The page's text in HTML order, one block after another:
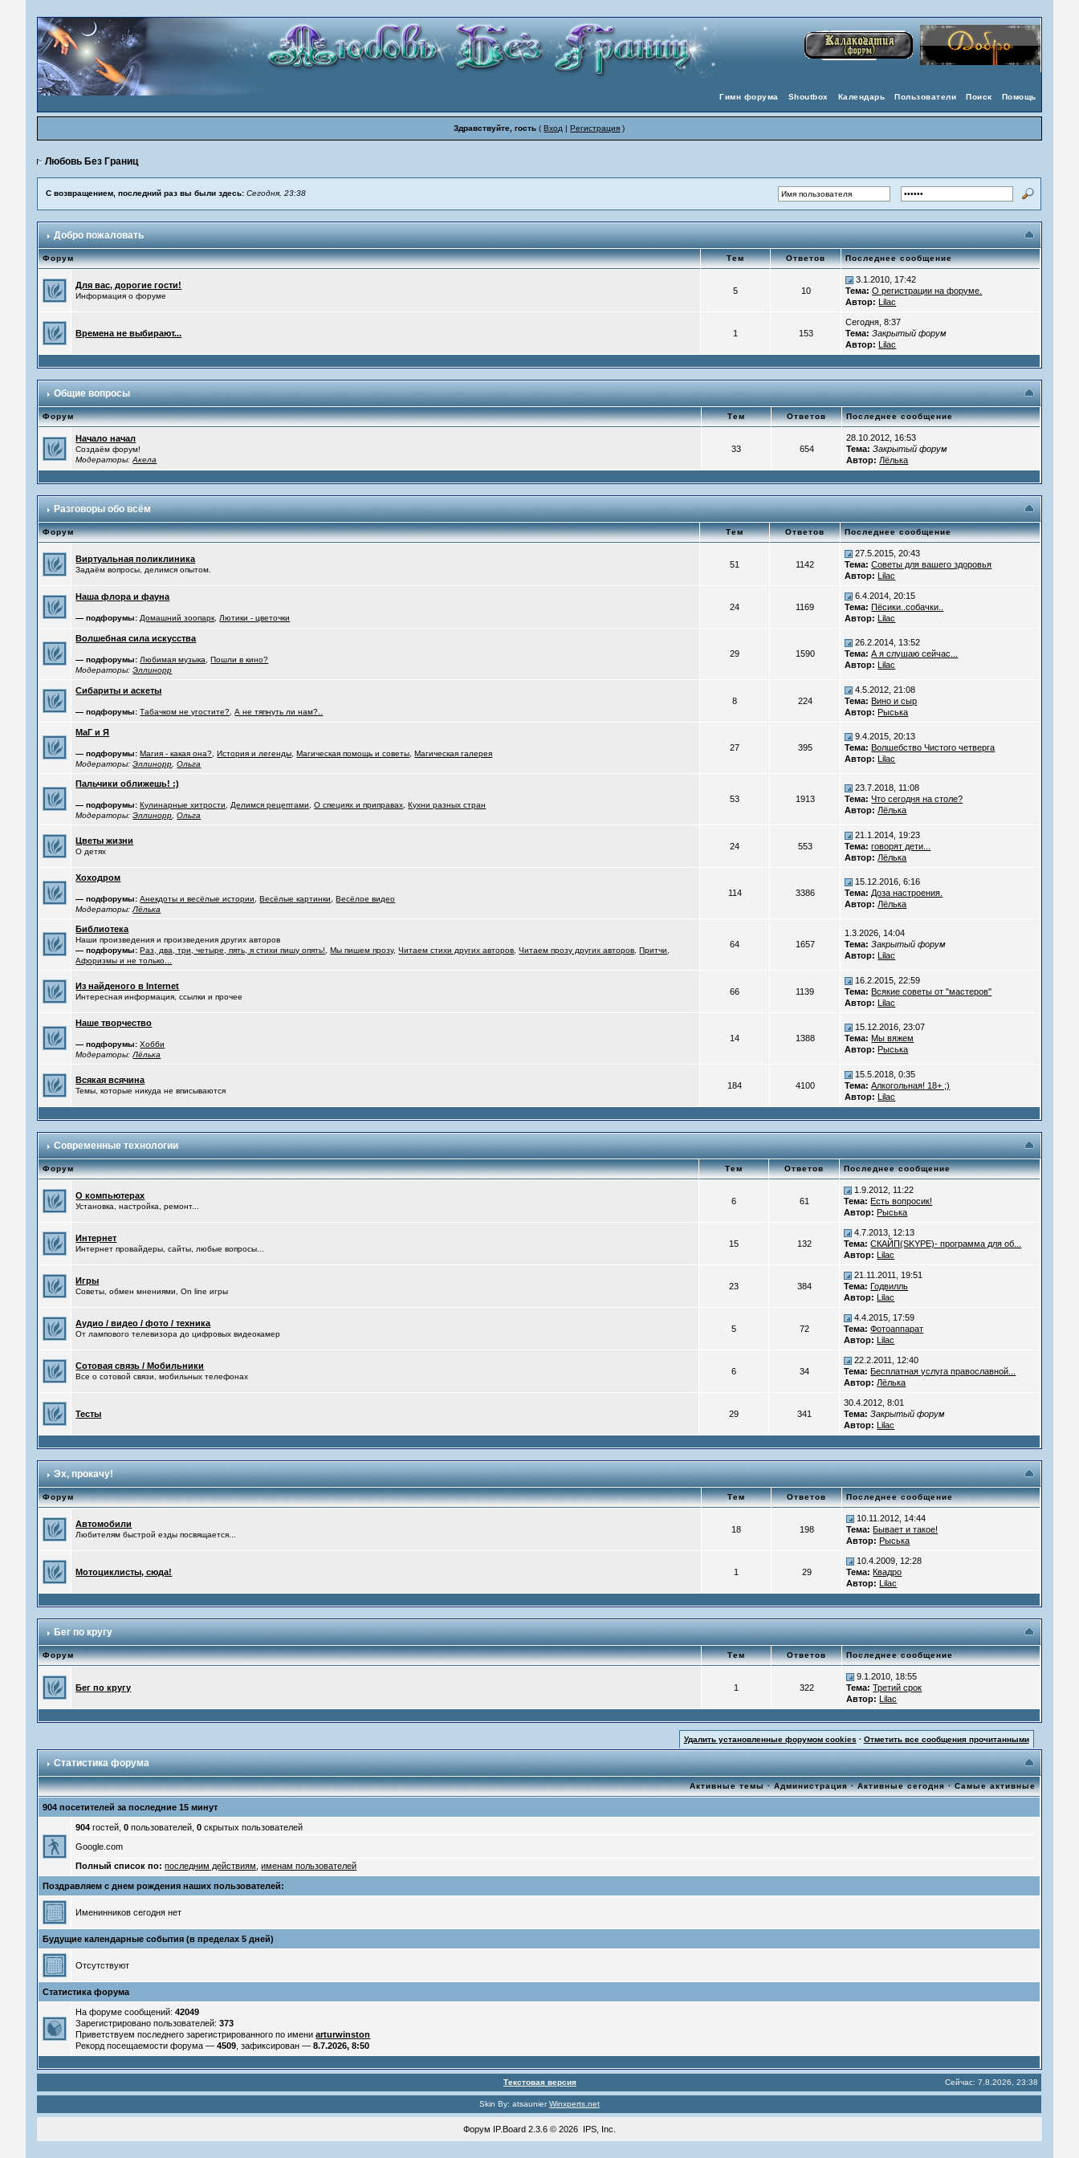
Помощь
Поиск
Пользователи
Календарь
Shoutbox
Гимн форума
Здравствуйте, гость (Вход |Регистрация )
Любовь Без Границ
С возвращением, последний раз вы были здесь:Сегодня, 23:38
Добро пожаловать
Форум Тем Ответов Последнее сообщение
Для вас, дорогие гости!
Информация о форуме
5 10
3.1.2010, 17:42
Тема: О регистрации на форуме.
Автор: Lilac
Времена не выбирают... 1 153
Сегодня, 8:37
Тема: Закрытый форум
Автор: Lilac
Общие вопросы
Форум Тем Ответов Последнее сообщение
Начало начал
Создаём форум!
Модераторы:Акела
33 654
28.10.2012, 16:53
Тема: Закрытый форум
Автор: Лёлька
Разговоры обо всём
Форум Тем Ответов Последнее сообщение
Виртуальная поликлиника
Задаём вопросы, делимся опытом.
51 1142
27.5.2015, 20:43
Тема: Советы для вашего здоровья
Автор: Lilac
Наша флора и фауна
— подфорумы: Домашний зоопарк Лютики - цветочки
24 1169
6.4.2014, 20:15
Тема: Пёсики..собачки..
Автор: Lilac
Волшебная сила искусства
— подфорумы: Любимая музыка ,Пошли в кино?
Модераторы:Эллинорр
29 1590
26.2.2014, 13:52
Тема: А я слушаю сейчас...
Автор: Lilac
Сибариты и аскеты
— подфорумы: Табачком не угостите? ,А не тяпнуть ли нам?..
8 224
4.5.2012, 21:08
Тема: Вино и сыр
Автор: Рыська
МаГ и Я
— подфорумы: Магия - какая она? ,История и легенды ,Магическая помощь и советы ,Магическая галерея
Модераторы:Эллинорр ,Ольга
27 395
9.4.2015, 20:13
Тема: Волшебство Чистого четверга
Автор: Lilac
Пальчики оближешь! :)
— подфорумы: Кулинарные хитрости Делимся рецептами ,О специях и приправах ,Кухни разных стран
Модераторы:Эллинорр ,Ольга
53 1913
23.7.2018, 11:08
Тема: Что сегодня на столе?
Автор: Лёлька
Цветы жизни
О детях
24 553
21.1.2014, 19:23
Тема: говорят дети...
Автор: Лёлька
Хоходром
— подфорумы: Анекдоты и весёлые истории ,Весёлые картинки ,Весёлое видео
Модераторы:Лёлька
114 3386
15.12.2016, 6:16
Тема: Доза настроения.
Автор: Лёлька
Библиотека
Наши произведения и произведения других авторов
— подфорумы: Раз, два, три, четыре, пять, я стихи пишу опять! ,Мы пишем прозу,Читаем стихи других авторов ,Читаем прозу других авторов ,Притчи
Афоризмы и не только...
64 1657
1.3.2026, 14:04
Тема: Закрытый форум
Автор: Lilac
Из найденого в Internet
Интересная информация, ссылки и прочее
66 1139
16.2.2015, 22:59
Тема: Всякие советы от "мастеров"
Автор: Lilac
Наше творчество
— подфорумы: Хобби
Модераторы:Лёлька
14 1388
15.12.2016, 23:07
Тема: Мы вяжем
Автор: Рыська
Всякая всячина
Темы, которые никуда не вписываются
184 4100
15.5.2018, 0:35
Тема: Алкогольная! 18+ ;)
Автор: Lilac
Современные технологии
Форум Тем Ответов Последнее сообщение
О компьютерах
Установка, настройка, ремонт...
6 61
1.9.2012, 11:22
Тема: Есть вопросик!
Автор: Рыська
Интернет
Интернет провайдеры, сайты, любые вопросы...
15 132
4.7.2013, 12:13
Тема: СКАЙП(SKYPE)- программа для об...
Автор: Lilac
Игры
Советы, обмен мнениями, On line игры
23 384
21.11.2011, 19:51
Тема: Годвилль
Автор: Lilac
Аудио / видео / фото / техника
От лампового телевизора до цифровых видеокамер
5 72
4.4.2015, 17:59
Тема: Фотоаппарат
Автор: Lilac
Сотовая связь / Мобильники
Все о сотовой связи, мобильных телефонах
6 34
22.2.2011, 12:40
Тема: Бесплатная услуга православной...
Автор: Лёлька
Тесты 29 341
30.4.2012, 8:01
Тема: Закрытый форум
Автор: Lilac
Эх, прокачу!
Форум Тем Ответов Последнее сообщение
Автомобили
Любителям быстрой езды посвящается...
18 198
10.11.2012, 14:44
Тема: Бывает и такое!
Автор: Рыська
Мотоциклисты, сюда! 1 29
10.4.2009, 12:28
Тема: Квадро
Автор: Lilac
Бег по кругу
Форум Тем Ответов Последнее сообщение
Бег по кругу 1 322
9.1.2010, 18:55
Тема: Третий срок
Автор: Lilac
Удалить установленные форумом cookies · Отметить все сообщения прочитанными
Статистика форума
Активные темы·Администрация·Активные сегодня·Самые активные
904 посетителей за последние 15 минут
904 гостей,0 пользователей,0 скрытых пользователей
Google.com
Полный список по: последним действиям ,именам пользователей
Поздравляем с днем рождения наших пользователей:
Именинников сегодня нет
Будущие календарные события (в пределах 5 дней)
Отсутствуют
Статистика форума
На форуме сообщений:42049
Зарегистрировано пользователей:373
Приветствуем последнего зарегистрированного по имениarturwinston
Рекорд посещаемости форума —4509 , зафиксирован —8.7.2026, 8:50
Текстовая версия Сейчас: 7.8.2026, 23:38
Skin By: atsaunierWinxperts.net
Форум IP.Board2.3.6 © 2026 IPS, Inc